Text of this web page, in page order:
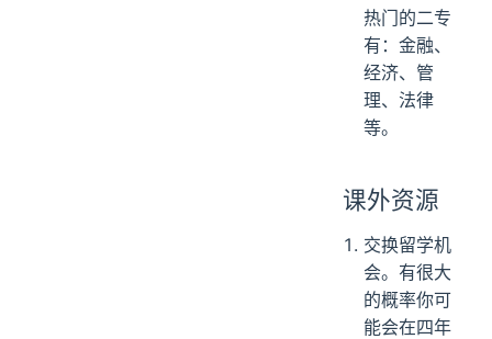
热门的二专
有：金融、
经济、管
理、法律
等。
课外资源
交换留学机
会。有很大
的概率你可
能会在四年